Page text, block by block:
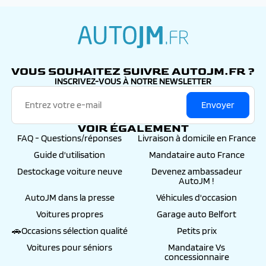
VOUS SOUHAITEZ SUIVRE AUTOJM.FR ?
INSCRIVEZ-VOUS À NOTRE NEWSLETTER
Envoyer
VOIR ÉGALEMENT
FAQ - Questions/réponses
Livraison à domicile en France
Guide d'utilisation
Mandataire auto France
Destockage voiture neuve
Devenez ambassadeur
AutoJM !
AutoJM dans la presse
Véhicules d'occasion
Voitures propres
Garage auto Belfort
🚗Occasions sélection qualité
Petits prix
Voitures pour séniors
Mandataire Vs
concessionnaire